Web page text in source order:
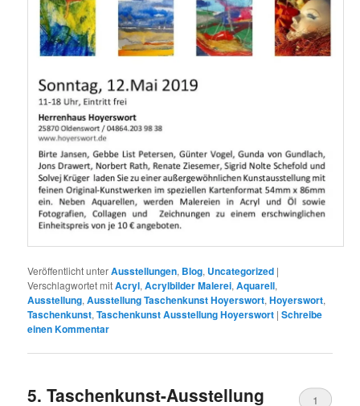
Veröffentlicht unterAusstellungen, Blog, Uncategorized |
Verschlagwortet mitAcryl,Acrylbilder Malerei,Aquarell,
Ausstellung,Ausstellung Taschenkunst Hoyerswort,Hoyerswort,
Taschenkunst,Taschenkunst Ausstellung Hoyerswort |Schreibe
einen Kommentar
5. Taschenkunst-Ausstellung
1